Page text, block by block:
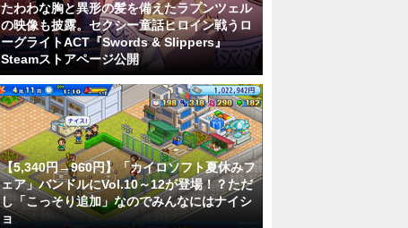
たわわな胸と異形の髪を備えたラプンツェル
の映像も披露。セクシー童話ヒロイン戦うロ
ーグライトACT『Swords & Slippers』
Steamストアページ公開
【5,340円→960円】「カイロソフト夏休みフ
ェア」バンドルにVol.10～12が登場！？ただ
し「こっそり追加」なのでみんなにはナイシ
ョ